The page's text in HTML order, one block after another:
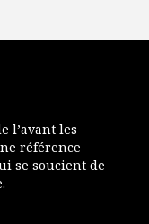
l’avant les
référence
se soucient de